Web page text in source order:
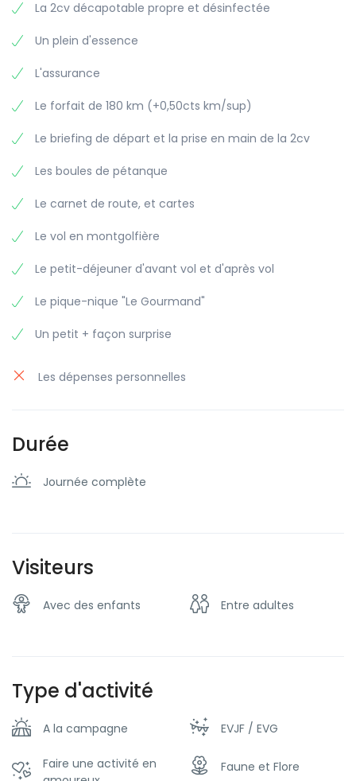
La 2cv décapotable propre et désinfectée
Un plein d'essence
L'assurance
Le forfait de 180 km (+0,50cts km/sup)
Le briefing de départ et la prise en main de la 2cv
Les boules de pétanque
Le carnet de route, et cartes
Le vol en montgolfière
Le petit-déjeuner d'avant vol et d'après vol
Le pique-nique "Le Gourmand"
Un petit + façon surprise
Les dépenses personnelles
Durée
Journée complète
Visiteurs
Avec des enfants Entre adultes
Type d'activité
A la campagne EVJF / EVG
Faire une activité en
Faune et Flore